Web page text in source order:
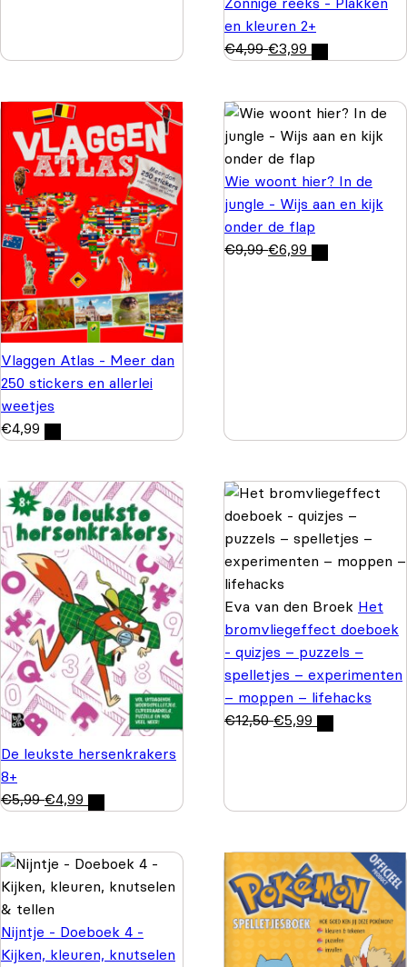
en kleuren 2+
€4,99 €3,99
Vlaggen Atlas - Meer dan
250 stickers en allerlei
weetjes
€4,99
Wie woont hier? In de
jungle - Wijs aan en kijk
onder de flap
€9,99 €6,99
De leukste hersenkrakers
8+
€5,99 €4,99
Eva van den Broek Het
bromvliegeffect doeboek
- quizjes – puzzels –
spelletjes – experimenten
– moppen – lifehacks
€12,50 €5,99
Nijntje - Doeboek 4 -
Kijken, kleuren, knutselen